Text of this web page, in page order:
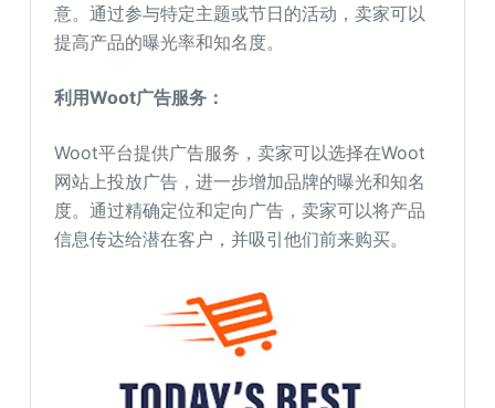
意。通过参与特定主题或节日的活动，卖家可以
提高产品的曝光率和知名度。
利用Woot广告服务：
Woot平台提供广告服务，卖家可以选择在Woot
网站上投放广告，进一步增加品牌的曝光和知名
度。通过精确定位和定向广告，卖家可以将产品
信息传达给潜在客户，并吸引他们前来购买。